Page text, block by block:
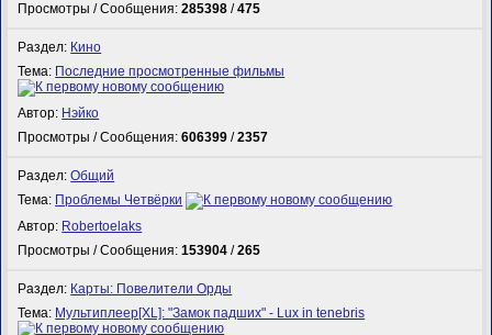
Просмотры / Сообщения:285398 /475
Раздел: Кино
Тема: Последние просмотренные фильмы
Автор: Нэйко
Просмотры / Сообщения:606399 /2357
Раздел:Общий
Тема: Проблемы Четвёрки
Автор: Robertoelaks
Просмотры / Сообщения:153904 /265
Раздел: Карты: Повелители Орды
Тема: Мультиплеер[XL]: "Замок падших" - Lux in tenebris